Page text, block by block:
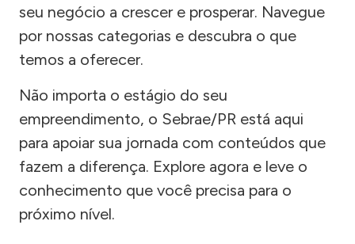
seu negócio a crescer e prosperar. Navegue
por nossas categorias e descubra o que
temos a oferecer.
Não importa o estágio do seu
empreendimento, o Sebrae/PR está aqui
para apoiar sua jornada com conteúdos que
fazem a diferença. Explore agora e leve o
conhecimento que você precisa para o
próximo nível.